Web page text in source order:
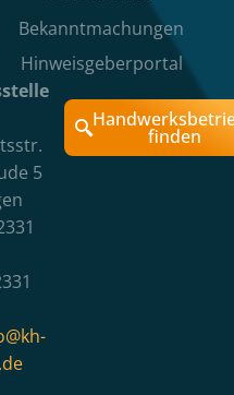
Bekanntmachungen
Hinweisgeberportal
5
finden